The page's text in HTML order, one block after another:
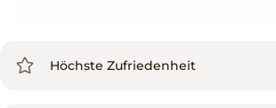
Höchste Zufriedenheit